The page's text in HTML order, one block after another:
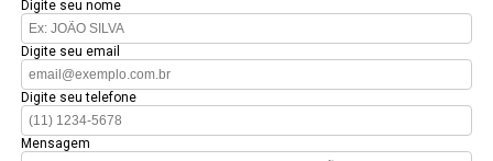
Digite seu nome
Digite seu email
Digite seu telefone
Mensagem